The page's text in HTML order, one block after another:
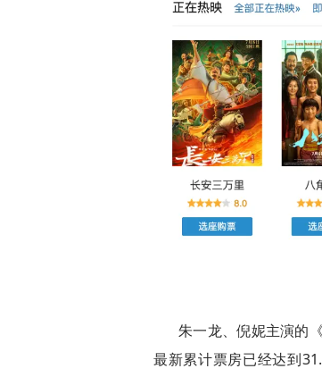
朱一龙、倪妮主演的
最新累计票房已经达到